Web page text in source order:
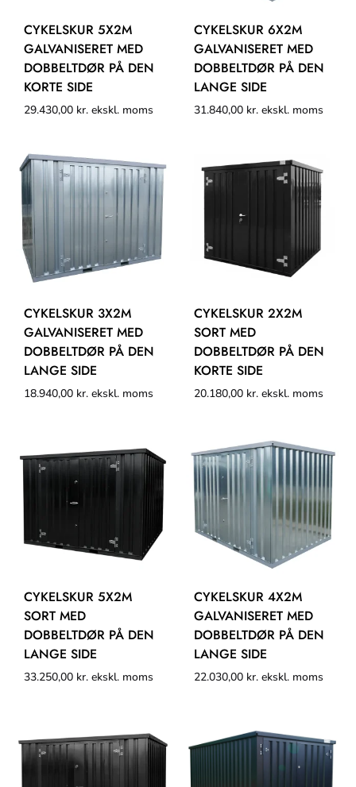
CYKELSKUR 5X2M
GALVANISERET MED
DOBBELTDØR PÅ DEN
KORTE SIDE
29.430,00 kr. ekskl. moms
CYKELSKUR 6X2M
GALVANISERET MED
DOBBELTDØR PÅ DEN
LANGE SIDE
31.840,00 kr. ekskl. moms
CYKELSKUR 3X2M
GALVANISERET MED
DOBBELTDØR PÅ DEN
LANGE SIDE
18.940,00 kr. ekskl. moms
CYKELSKUR 2X2M
SORT MED
DOBBELTDØR PÅ DEN
KORTE SIDE
20.180,00 kr. ekskl. moms
CYKELSKUR 5X2M
SORT MED
DOBBELTDØR PÅ DEN
LANGE SIDE
33.250,00 kr. ekskl. moms
CYKELSKUR 4X2M
GALVANISERET MED
DOBBELTDØR PÅ DEN
LANGE SIDE
22.030,00 kr. ekskl. moms